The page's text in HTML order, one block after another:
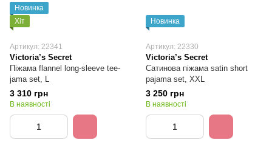
Новинка
Хіт
Артикул: 22341
Victoria’s Secret
Піжама flannel long-sleeve tee-
jama set, L
3 310 грн
В наявності
Новинка
Артикул: 22330
Victoria’s Secret
Сатинова піжама satin short
pajama set, XXL
3 250 грн
В наявності